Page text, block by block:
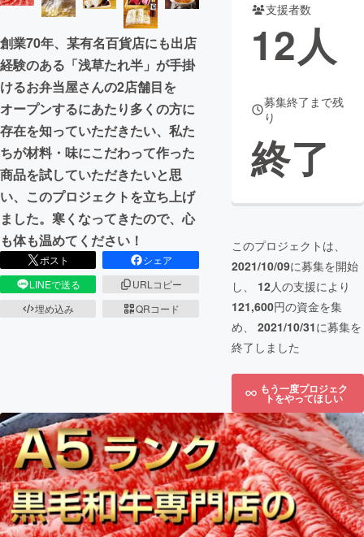
創業70年、某有名百貨店にも出店
経験のある「浅草たれ半」が手掛
けるお弁当屋さんの2店舗目を
オープンするにあたり多くの方に
存在を知っていただきたい、私た
ちが材料・味にこだわって作った
商品を試していただきたいと思
い、このプロジェクトを立ち上げ
ました。寒くなってきたので、心
も体も温めてください！
ポスト
シェア
LINEで送る
URLコピー
埋め込み
QRコード
支援者数
12人
募集終了まで残
り
終了
このプロジェクトは、
2021/10/09に募集を開始
し、 12人の支援により
121,600円の資金を集
め、 2021/10/31に募集を
終了しました
もう一度プロジェク
トをやってほしい